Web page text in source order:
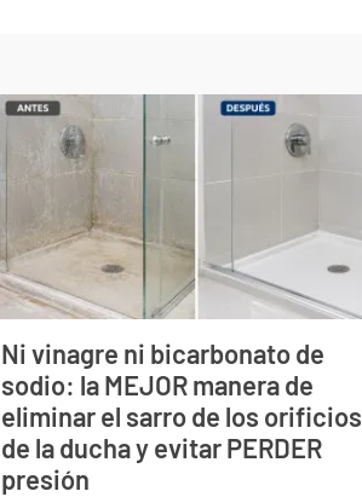
Ni vinagre ni bicarbonato de
sodio: la MEJOR manera de
eliminar el sarro de los orificios
de la ducha y evitar PERDER
presión